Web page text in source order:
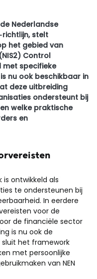
Nederlandse
stelt
het gebied van
Control
met specifieke
nu ook beschikbaar in
deze uitbreiding
ondersteunt bij
welke praktische
en
is ontwikkeld als
te ondersteunen bij
In eerdere
voor de
de financiële sector
is nu ook de
het framework
met persoonlijke
van NEN